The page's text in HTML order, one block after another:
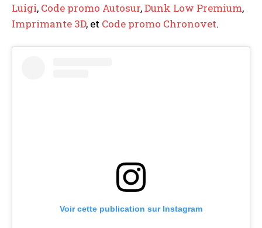
Luigi, Code promo Autosur,Dunk Low Premium,
Imprimante 3D, et Code promo Chronovet.
Voir cette publication sur Instagram